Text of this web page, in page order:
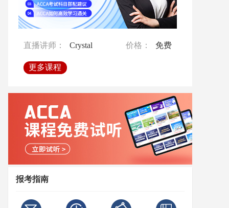
直播讲师： 价格： 免费
更多课程
直播讲师： 价格： 免费
更多课程
直播讲师： Crystal 价格： 免费
更多课程
报考指南